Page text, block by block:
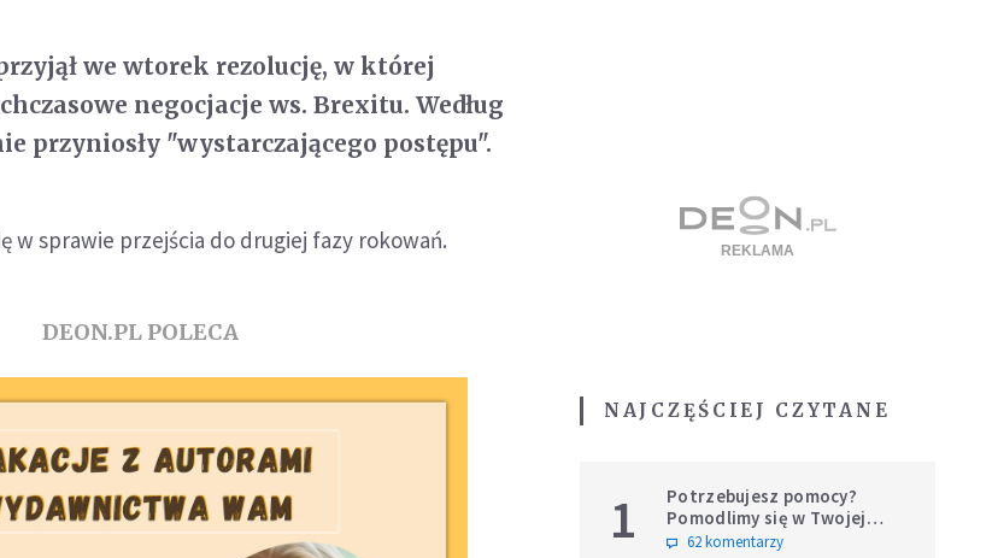
we wtorek rezolucję, w której
negocjacje ws. Brexitu. Według
przyniosły "wystarczającego postępu".
w sprawie przejścia do drugiej fazy rokowań.
DEON.PL POLECA
NAJCZĘŚCIEJ CZYTANE
1
Potrzebujesz pomocy?
Pomodlimy się w Twojej
intencji
62 komentarzy